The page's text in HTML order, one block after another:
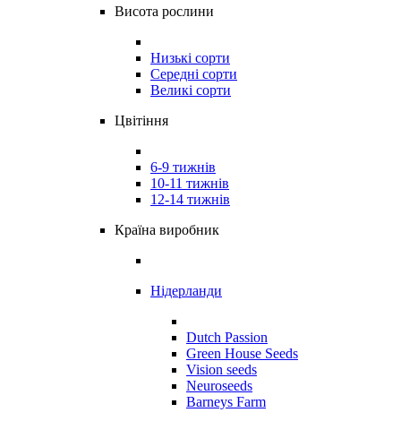
Висота рослини
Низькі сорти
Середні сорти
Великі сорти
Цвітіння
6-9 тижнів
10-11 тижнів
12-14 тижнів
Країна виробник
Нідерланди
Dutch Passion
Green House Seeds
Vision seeds
Neuroseeds
Barneys Farm